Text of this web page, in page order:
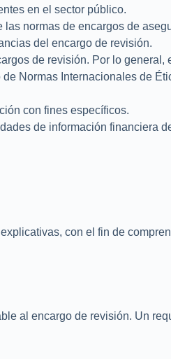
en el sector público.
normas de encargos de
del encargo de revisión.
de revisión. Por lo general,
Normas Internacionales de
con fines específicos.
de información financiera
con el fin de
al encargo de revisión. Un